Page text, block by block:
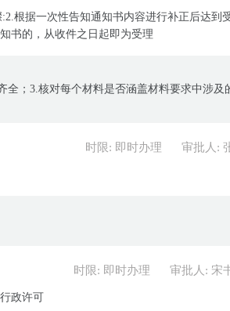
根据一次性告知通知书内容进行补正后达到
书的，从收件之日起即为受理
全；3.核对每个材料是否涵盖材料要求中涉及
时限: 即时办理 审批人:
时限: 即时办理 审批人: 宋
政许可